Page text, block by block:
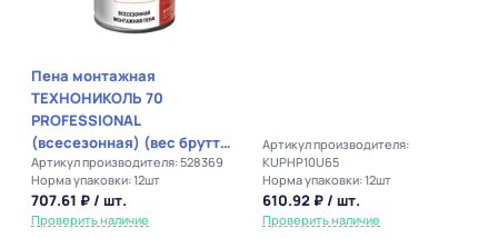
Пена монтажная
ТЕХНОНИКОЛЬ 70
PROFESSIONAL
(всесезонная) (вес брутто
1001гр)
Артикул производителя: 528369
Норма упаковки: 12шт
707.61 ₽ / шт.
Проверить наличие
Артикул производителя:
KUPHP10U65
Норма упаковки: 12шт
610.92 ₽ / шт.
Проверить наличие